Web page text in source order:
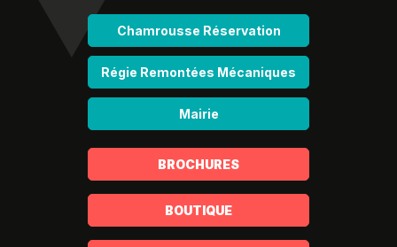
Chamrousse Réservation
Régie Remontées Mécaniques
Mairie
BROCHURES
BOUTIQUE